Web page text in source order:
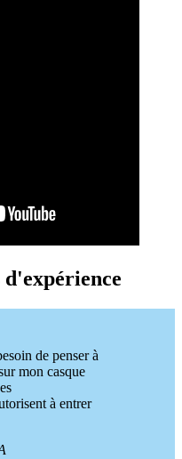
d'expérience
de penser à
mon casque
à entrer